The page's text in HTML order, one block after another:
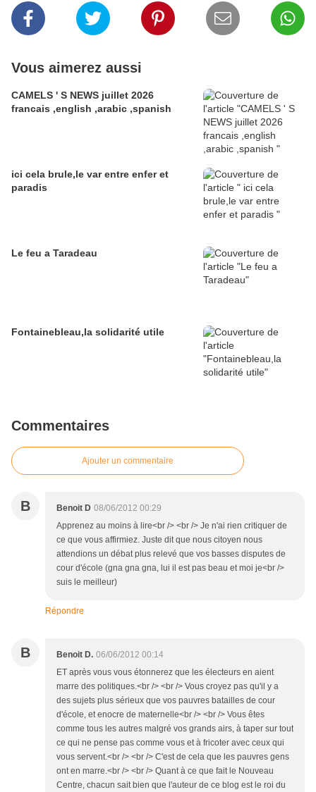
Vous aimerez aussi
CAMELS ' S NEWS juillet 2026
francais ,english ,arabic ,spanish
ici cela brule,le var entre enfer et
paradis
Le feu a Taradeau
Fontainebleau,la solidarité utile
Commentaires
Ajouter un commentaire
B Benoit D 08/06/2012 00:29
Apprenez au moins à lire<br /> <br /> Je n'ai rien critiquer de
ce que vous affirmiez. Juste dit que nous citoyen nous
attendions un débat plus relevé que vos basses disputes de
cour d'école (gna gna gna, lui il est pas beau et moi je<br />
suis le meilleur)
Répondre
B Benoit D. 06/06/2012 00:14
ET après vous vous étonnerez que les électeurs en aient
marre des politiques.<br /> <br /> Vous croyez pas qu'il y a
des sujets plus sérieux que vos pauvres batailles de cour
d'école, et enocre de maternelle<br /> <br /> Vous êtes
comme tous les autres malgré vos grands airs, à taper sur tout
ce qui ne pense pas comme vous et à fricoter avec ceux qui
vous servent.<br /> <br /> C'est de cela que les pauvres gens
ont en marre.<br /> <br /> Quant à ce que fait le Nouveau
Centre, chacun sait bien que l'auteur de ce blog est le roi du